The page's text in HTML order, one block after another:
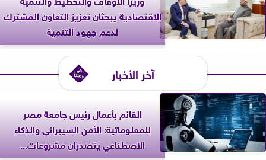
الاقتصادية يبحثان تعزيز التعاون المشترك
لدعم جهود التنمية
آخر الأخبار
القائم بأعمال رئيس جامعة مصر
للمعلوماتية: الأمن السيبراني والذكاء
الاصطناعي يتصدران مشروعات...